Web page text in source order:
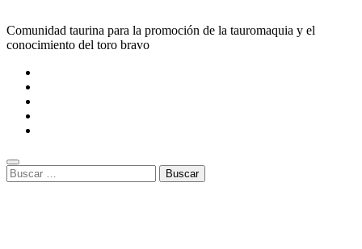
Comunidad taurina para la promoción de la tauromaquia y el
conocimiento del toro bravo
Buscar: